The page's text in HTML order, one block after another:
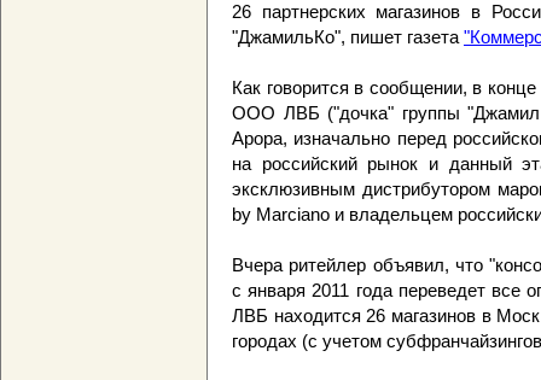
26 партнерских магазинов в
"ДжамильКо", пишет газета
Как говорится в сообщении, в
ООО ЛВБ ("дочка" группы
Арора, изначально перед
на российский рынок и данный
эксклюзивным дистрибутором
by Marciano и владельцем
Вчера ритейлер объявил, что
с января 2011 года переведет все
ЛВБ находится 26 магазинов в
городах (c учетом